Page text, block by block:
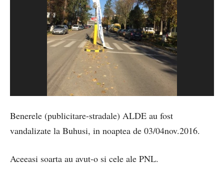
Benerele (publicitare-stradale) ALDE au fost
vandalizate la Buhusi, in noaptea de 03/04nov.2016.
Aceeasi soarta au avut-o si cele ale PNL.